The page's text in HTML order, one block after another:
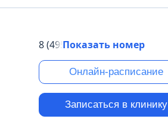
8 (495) 431-69-47
Показать номер
Онлайн-расписание
Записаться в клинику